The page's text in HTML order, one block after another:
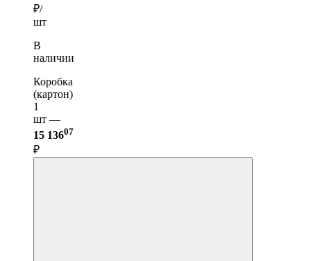
₽/
шт
В
наличии
Коробка
(картон)
1
шт —
15 13607
₽